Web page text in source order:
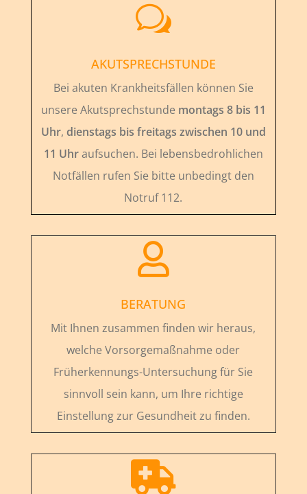
w
AKUTSPRECHSTUNDE
Bei akuten Krankheitsfällen können Sie
unsere Akutsprechstunde montags 8 bis 11
Uhr, dienstags bis freitags zwischen 10 und
11 Uhraufsuchen. Bei lebensbedrohlichen
Notfällen rufen Sie bitte unbedingt den
Notruf 112.

BERATUNG
Mit Ihnen zusammen finden wir heraus,
welche Vorsorgemaßnahme oder
Früherkennungs-Untersuchung für Sie
sinnvoll sein kann, um Ihre richtige
Einstellung zur Gesundheit zu finden.
